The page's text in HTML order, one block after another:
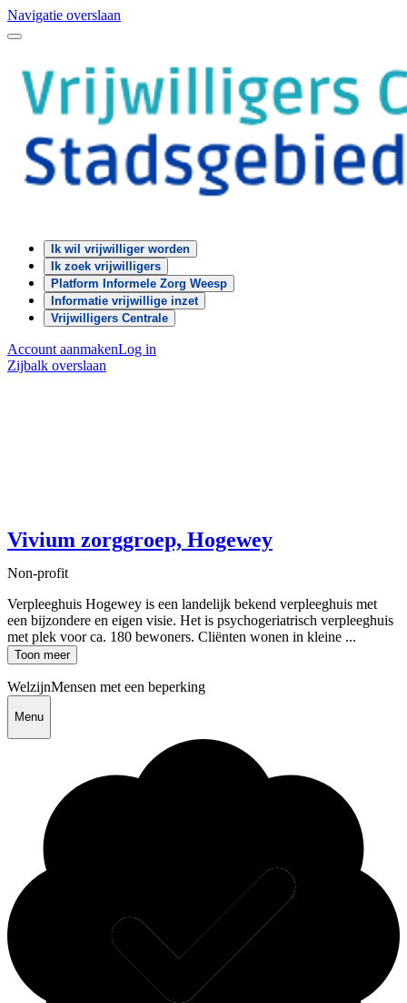
Navigatie overslaan
Ik wil vrijwilliger worden
Ik zoek vrijwilligers
Platform Informele Zorg Weesp
Informatie vrijwillige inzet
Vrijwilligers Centrale
Account aanmakenLog in
Zijbalk overslaan
Vivium zorggroep, Hogewey
Non-profit
Verpleeghuis Hogewey is een landelijk bekend verpleeghuis met
een bijzondere en eigen visie. Het is psychogeriatrisch verpleeghuis
met plek voor ca. 180 bewoners. Cliënten wonen in kleine ...
Toon meer
WelzijnMensen met een beperking
Menu